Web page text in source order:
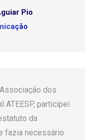
Pio
dos
ATEESP, participei
da
fazia necessário